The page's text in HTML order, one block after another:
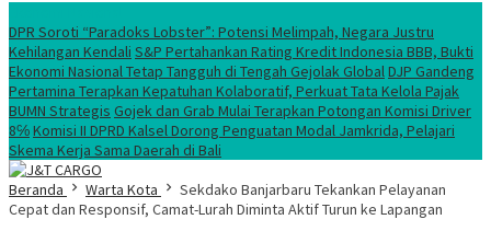
DPR Soroti “Paradoks Lobster”: Potensi Melimpah, Negara Justru
Kehilangan Kendali S&P Pertahankan Rating Kredit Indonesia BBB, Bukti
Ekonomi Nasional Tetap Tangguh di Tengah Gejolak GlobalDJP Gandeng
Pertamina Terapkan Kepatuhan Kolaboratif, Perkuat Tata Kelola Pajak
BUMN Strategis Gojek dan Grab Mulai Terapkan Potongan Komisi Driver
8℅Komisi II DPRD Kalsel Dorong Penguatan Modal Jamkrida, Pelajari
Skema Kerja Sama Daerah di Bali
Beranda
Warta Kota
Sekdako Banjarbaru Tekankan Pelayanan
Cepat dan Responsif, Camat-Lurah Diminta Aktif Turun ke Lapangan